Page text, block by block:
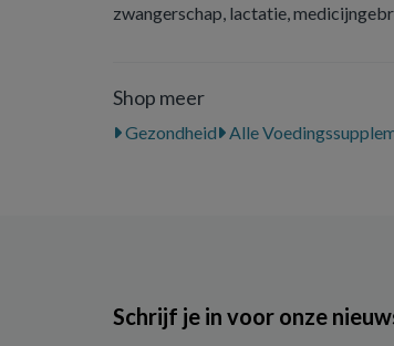
zwangerschap, lactatie,
Shop meer
Gezondheid Alle
Schrijf je in voor onze